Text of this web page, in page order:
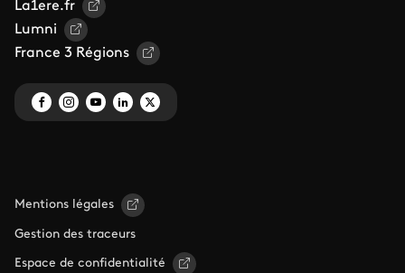
La1ere.fr
Lumni
France 3 Régions
Mentions légales
Gestion des traceurs
Espace de confidentialité